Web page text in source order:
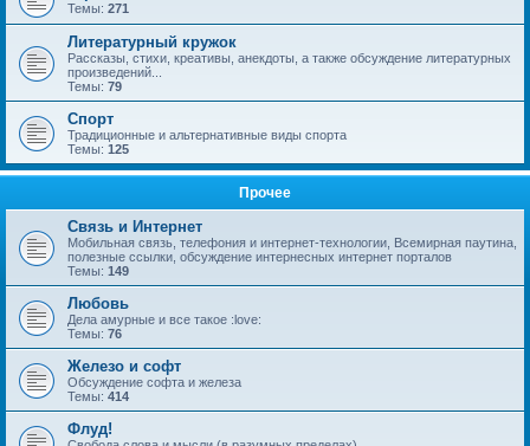
Темы: 271
Литературный кружок
Рассказы, стихи, креативы, анекдоты, а также обсуждение литературных
произведений...
Темы: 79
Спорт
Традиционные и альтернативные виды спорта
Темы: 125
Прочее
Связь и Интернет
Мобильная связь, телефония и интернет-технологии, Всемирная паутина,
полезные ссылки, обсуждение интернесных интернет порталов
Темы: 149
Любовь
Дела амурные и все такое :love:
Темы: 76
Железо и софт
Обсуждение софта и железа
Темы: 414
Флуд!